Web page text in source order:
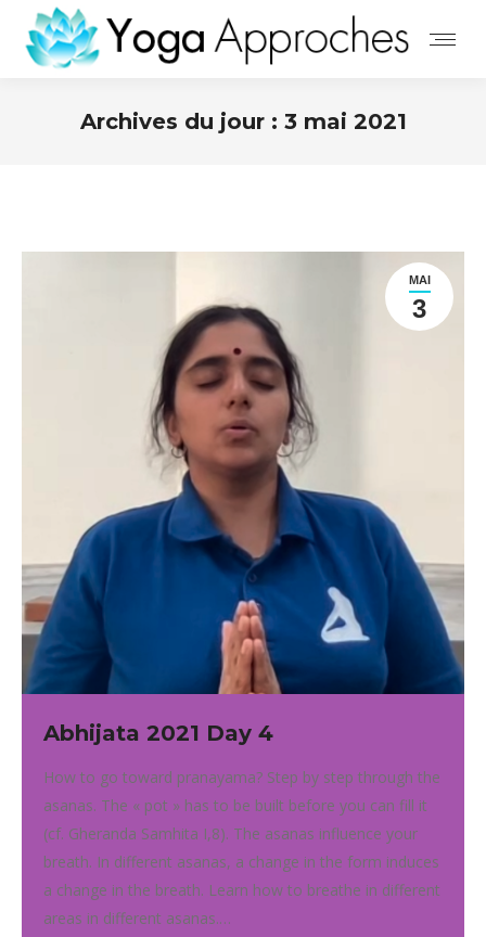
Archives du jour : 3 mai 2021
MAI
3
Abhijata 2021 Day 4
How to go toward pranayama? Step by step through the
asanas. The « pot » has to be built before you can fill it
(cf. Gheranda Samhita I,8). The asanas influence your
breath. In different asanas, a change in the form induces
a change in the breath. Learn how to breathe in different
areas in different asanas.…